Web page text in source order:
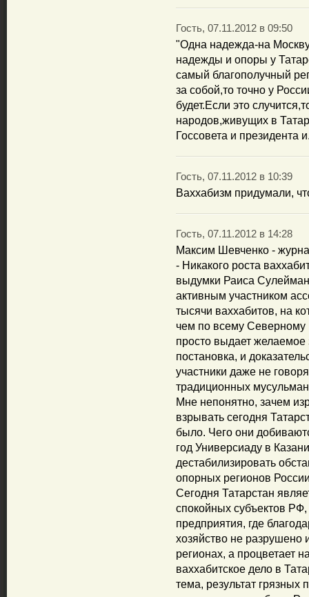
Гость, 07.11.2012 в 09:50
"Одна надежда-на
надежды и опоры у
самый благополучный
за собой,то точно у
будет.Если это
народов,живущих в
Госсовета и президента
Гость, 07.11.2012 в 10:39
Ваххабизм придумали,
Гость, 07.11.2012 в 14:28
Максим Шевченко -
- Никакого роста
выдумки Раиса
активным участником
тысячи ваххабитов, на
чем по всему
просто выдает желаемое
постановка, и
участники даже не
традиционных
Мне непонятно, зачем
взрывать сегодня
было. Чего они
год Универсиаду в
дестабилизировать
опорных регионов
Сегодня Татарстан
спокойных субъектов
предприятия, где
хозяйство не разрушено
регионах, а процветает
ваххабитское дело в
тема, результат грязных